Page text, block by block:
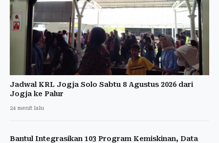
Jadwal KRL Jogja Solo Sabtu 8 Agustus 2026 dari
Jogja ke Palur
24 menit lalu
Bantul Integrasikan 103 Program Kemiskinan, Data